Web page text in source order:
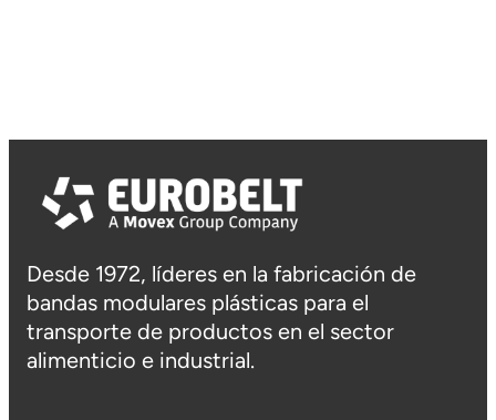
Desde 1972, líderes en la fabricación de
bandas modulares plásticas para el
transporte de productos en el sector
alimenticio e industrial.